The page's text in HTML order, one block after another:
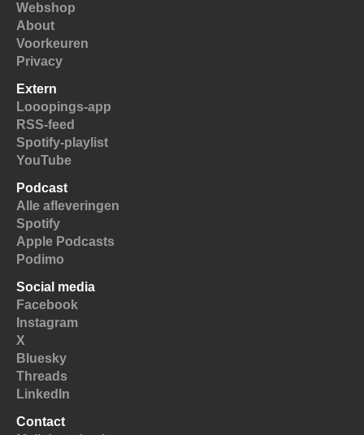
Webshop
About
Voorkeuren
Privacy
Extern
Looopings-app
RSS-feed
Spotify-playlist
YouTube
Podcast
Alle afleveringen
Spotify
Apple Podcasts
Podimo
Social media
Facebook
Instagram
X
Bluesky
Threads
LinkedIn
Contact